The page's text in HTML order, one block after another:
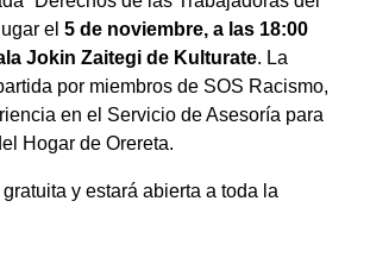
el 5 de noviembre, a las 18:00
Jokin Zaitegi de Kulturate. La
por miembros de SOS Racismo,
en el Servicio de Asesoría para
Hogar de Orereta.
y estará abierta a toda la